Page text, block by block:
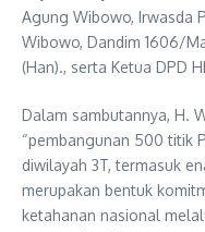
Agung Wibowo, Irwasda
Wibowo, Dandim 1606/
(Han)., serta Ketua DPD
Dalam sambutannya, H.
“pembangunan 500 titik
diwilayah 3T, termasuk
merupakan bentuk
ketahanan nasional